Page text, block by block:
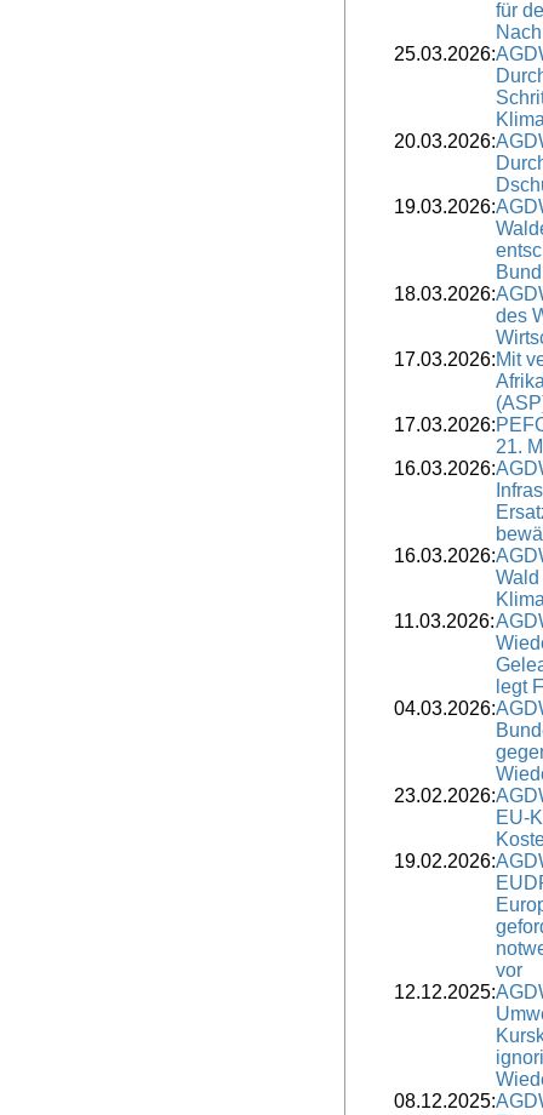
für
25.03.2026:
20.03.2026:
19.03.2026:
18.03.2026:
des
17.03.2026:Mit
17.03.2026:
21.
16.03.2026:
16.03.2026:
11.03.2026:
legt
04.03.2026:
23.02.2026:
EU-
19.02.2026:
vor
12.12.2025:
08.12.2025: